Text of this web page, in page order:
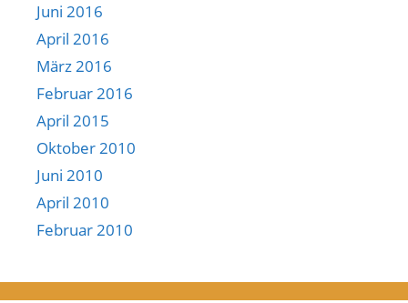
Juni 2016
April 2016
März 2016
Februar 2016
April 2015
Oktober 2010
Juni 2010
April 2010
Februar 2010